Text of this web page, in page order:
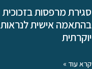
סגירת מרפסות בזכוכית
בהתאמה אישית לנראות
יוקרתית
קרא עוד »